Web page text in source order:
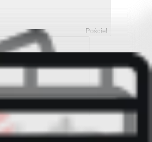
Pościel